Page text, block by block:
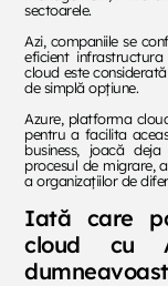
sectoarele.
Azi, companiile se
eficient
cloud este
de simplă opțiune.
Azure, platforma
pentru a facilita
business, joacă
procesul de migrare,
a organizațiilor de
Iată care
cloud cu